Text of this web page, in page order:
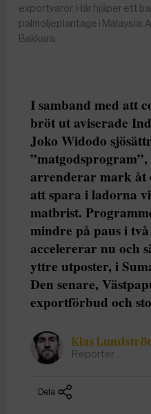
exportvaror. Här hjäper ett
palmoljeplantage i Malaysia.
Bakkara
I samband med att
bröt ut aviserade
Joko Widodo
arrenderar mark åt
att spara i ladorna
matbrist.
mindre på paus i
accelererar nu och
yttre utposter, i
Den senare,
exportförbud och
Klas
Reporter
Dela